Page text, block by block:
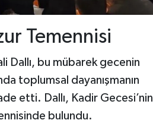
Temennisi
Dallı, bu mübarek gecenin
toplumsal dayanışmanın
etti. Dallı, Kadir Gecesi’nin
bulundu.